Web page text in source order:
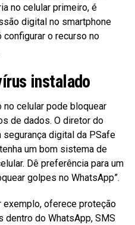
no celular primeiro, é
digital no smartphone
configurar o recurso no
instalado
no celular pode bloquear
de dados. O diretor do
digital da PSafe
um bom sistema de
Dê preferência para um
golpes no WhatsApp”.
exemplo, oferece proteção
dentro do WhatsApp, SMS